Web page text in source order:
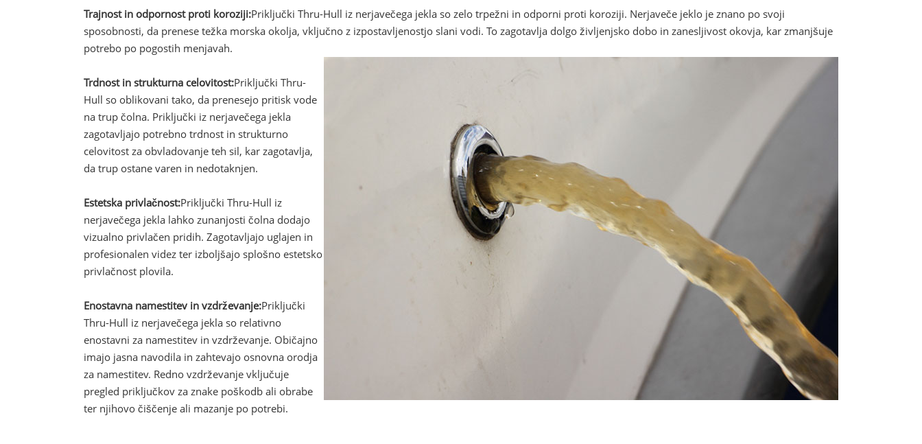
Trajnost in odpornost proti koroziji:Priključki Thru-Hull iz nerjavečega jekla so zelo trpežni in odporni proti koroziji. Nerjaveče jeklo je znano po svoji
sposobnosti, da prenese težka morska okolja, vključno z izpostavljenostjo slani vodi. To zagotavlja dolgo življenjsko dobo in zanesljivost okovja, kar zmanjšuje
potrebo po pogostih menjavah.
Trdnost in strukturna celovitost:Priključki Thru-
Hull so oblikovani tako, da prenesejo pritisk vode
na trup čolna. Priključki iz nerjavečega jekla
zagotavljajo potrebno trdnost in strukturno
celovitost za obvladovanje teh sil, kar zagotavlja,
da trup ostane varen in nedotaknjen.
Estetska privlačnost:Priključki Thru-Hull iz
nerjavečega jekla lahko zunanjosti čolna dodajo
vizualno privlačen pridih. Zagotavljajo uglajen in
profesionalen videz ter izboljšajo splošno estetsko
privlačnost plovila.
Enostavna namestitev in vzdrževanje:Priključki
Thru-Hull iz nerjavečega jekla so relativno
enostavni za namestitev in vzdrževanje. Običajno
imajo jasna navodila in zahtevajo osnovna orodja
za namestitev. Redno vzdrževanje vključuje
pregled priključkov za znake poškodb ali obrabe
ter njihovo čiščenje ali mazanje po potrebi.